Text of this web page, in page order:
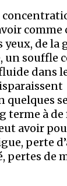
comme
de la
un souffle
dans
terme à de
avoir
perte
pertes de